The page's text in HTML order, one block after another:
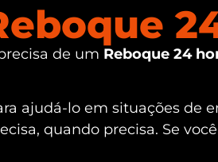
de um Reboque 24
ajudá-lo em situações de
quando precisa. Se